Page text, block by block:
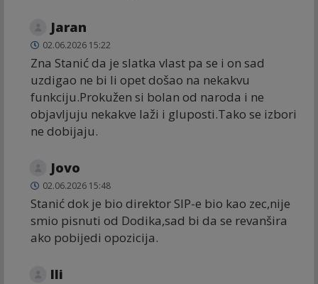
Jaran
02.06.2026 15:22
Zna Stanić da je slatka vlast pa se i on sad
uzdigao ne bi li opet došao na nekakvu
funkciju.Prokužen si bolan od naroda i ne
objavljuju nekakve laži i gluposti.Tako se izbori
ne dobijaju.
Jovo
02.06.2026 15:48
Stanić dok je bio direktor SIP-e bio kao zec,nije
smio pisnuti od Dodika,sad bi da se revanšira
ako pobijedi opozicija.
Ili